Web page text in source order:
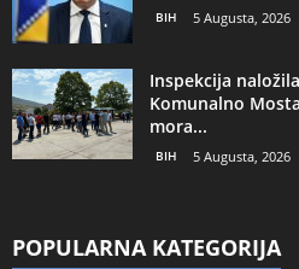
BIH 5 Augusta, 2026
Inspekcija
Komunalno
mora...
BIH 5 Augusta, 2026
POPULARNA KATEGORIJA